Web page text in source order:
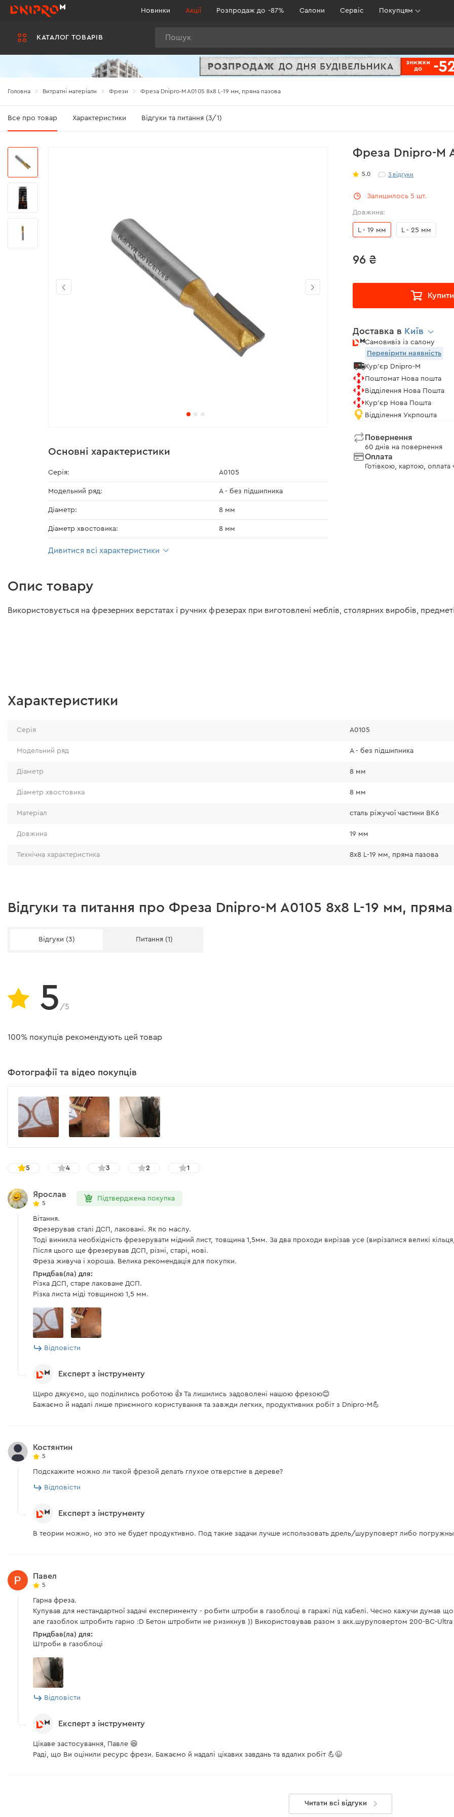
КАТАЛОГ ТОВАРІВ
Новинки Акції Розпродаж до -87% Салони Сервіс Покупцям
Головна Витратні матеріали Фрези Фреза Dnipro-M A0105 8x8 L-19 мм, пряма пазова
Все про товар Характеристики Відгуки та питання (3/1)
Фреза Dnipro-M
5.0 3 відгуки
Залишилось 5 шт.
Довжина:
L - 19 мм L - 25 мм
96 ₴
Купити
Доставка в Київ
Самовивіз із салону
Перевірити наявність
Кур'єр Dnipro-M
Поштомат Нова пошта
Відділення Нова Пошта
Кур'єр Нова Пошта
Відділення Укрпошта
Повернення
60 днів на повернення
Оплата
Готівкою, картою,
Основні характеристики
Серія: A0105
Модельний ряд: А - без підшипника
Діаметр: 8 мм
Діаметр хвостовика: 8 мм
Дивитися всі характеристики
Опис товару
Використовується на фрезерних верстатах і ручних фрезерах при виготовлені меблів, столярних виробів,
Характеристики
Серія A0105
Модельний ряд А - без підшипника
Діаметр 8 мм
Діаметр хвостовика 8 мм
Матеріал сталь ріжучої частини ВК6
Довжина 19 мм
Технічна характеристика 8x8 L-19 мм, пряма пазова
Відгуки та питання про Фреза Dnipro-M A0105 8x8 L-19 мм, пряма
Відгуки (3) Питання (1)
5 /5
100% покупців рекомендують цей товар
Фотографії та відео покупців
5 4 3 2 1
Ярослав
5
Підтверджена покупка
Вітання.
Фрезерував сталі ДСП, лаковані. Як по маслу.
Тоді виникла необхідність фрезерувати мідний лист, товщина 1,5мм. За два проходи вирізав усе (вирізалися великі
Після цього ще фрезерував ДСП, різні, старі, нові.
Фреза живуча і хороша. Велика рекомендація для покупки.
Придбав(ла) для:
Різка ДСП, старе лаковане ДСП.
Різка листа міді товщиною 1,5 мм.
Відповісти
Експерт з інструменту
Щиро дякуємо, що поділились роботою 👍 Та лишились задоволені нашою фрезою😊
Бажаємо й надалі лише приємного користування та завжди легких, продуктивних робіт з Dnipro-M💪
Костянтин
5
Подскажите можно ли такой фрезой делать глухое отверстие в дереве?
Відповісти
Експерт з інструменту
В теории можно, но это не будет продуктивно. Под такие задачи лучше использовать дрель/шуруповерт либо
Павел
5
Гарна фреза.
Купував для нестандартної задачі експерименту - робити штроби в газоблоці в гаражі під кабелі. Чесно кажучи думав
але газоблок штробить гарно :D Бетон штробити не ризикнув )) Використовував разом з акк.шуруповертом 200-BC-Ultra
Придбав(ла) для:
Штроби в газоблоці
Відповісти
Експерт з інструменту
Цікаве застосування, Павле 😆
Раді, що Ви оцінили ресурс фрези. Бажаємо й надалі цікавих завдань та вдалих робіт 💪😉
Читати всі відгуки